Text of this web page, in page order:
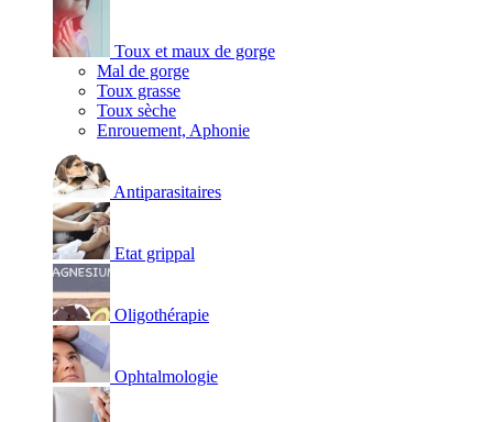
Toux et maux de gorge
Mal de gorge
Toux grasse
Toux sèche
Enrouement, Aphonie
Antiparasitaires
Etat grippal
Oligothérapie
Ophtalmologie